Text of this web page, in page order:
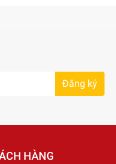
Đăng ký
HÀNG